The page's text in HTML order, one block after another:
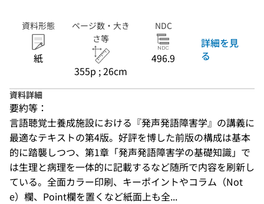
資料形態
紙
ページ数・大き
さ等
355p ; 26cm
NDC
496.9
詳細を見
る
資料詳細
要約等：
言語聴覚士養成施設における『発声発語障害学』の講義に
最適なテキストの第4版。好評を博した前版の構成は基本
的に踏襲しつつ、第1章「発声発語障害学の基礎知識」で
は生理と病理を一体的に記載するなど随所で内容を刷新し
ている。全面カラー印刷、キーポイントやコラム（Not
e）欄、Point欄を置くなど紙面上も全...